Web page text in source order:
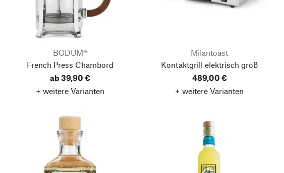
BODUM®
French Press Chambord
ab 39,90 €
+ weitere Varianten
Milantoast
Kontaktgrill elektrisch groß
489,00 €
+ weitere Varianten